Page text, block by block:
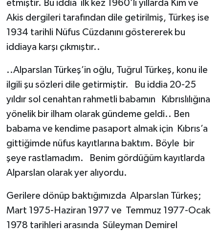
etmiştir. Bu iddia ilk kez 1960’lı yıllarda Kim ve
Akis dergileri tarafından dile getirilmiş, Türkeş ise
1934 tarihli Nüfus Cüzdanını göstererek bu
iddiaya karşı çıkmıştır..
..Alparslan Türkeş’in oğlu, Tuğrul Türkeş, konu ile
ilgili şu sözleri dile getirmiştir. Bu iddia 20-25
yıldır sol cenahtan rahmetli babamın Kıbrıslılığına
yönelik bir ilham olarak gündeme geldi.. Ben
babama ve kendime pasaport almak için Kıbrıs’a
gittiğimde nüfus kayıtlarına baktım. Böyle bir
şeye rastlamadım. Benim gördüğüm kayıtlarda
Alparslan olarak yer alıyordu.
Gerilere dönüp baktığımızda Alparslan Türkeş;
Mart 1975-Haziran 1977 ve Temmuz 1977-Ocak
1978 tarihleri arasında Süleyman Demirel